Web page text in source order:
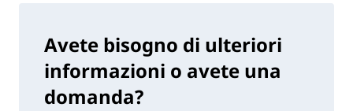
Avete bisogno di ulteriori
informazioni o avete una
domanda?